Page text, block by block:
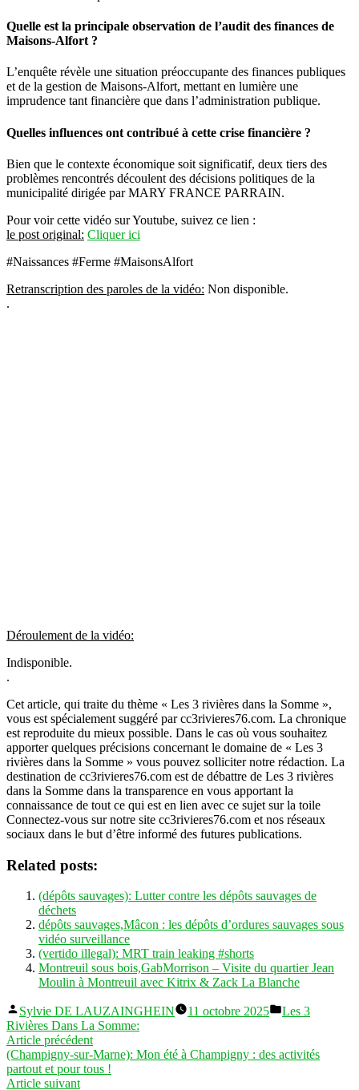
Quelle est la principale observation de l’audit des finances de
Maisons-Alfort ?
L’enquête révèle une situation préoccupante des finances publiques
et de la gestion de Maisons-Alfort, mettant en lumière une
imprudence tant financière que dans l’administration publique.
Quelles influences ont contribué à cette crise financière ?
Bien que le contexte économique soit significatif, deux tiers des
problèmes rencontrés découlent des décisions politiques de la
municipalité dirigée par MARY FRANCE PARRAIN.
Pour voir cette vidéo sur Youtube, suivez ce lien :
le post original: Cliquer ici
#Naissances #Ferme #MaisonsAlfort
Retranscription des paroles de la vidéo: Non disponible.
.
Déroulement de la vidéo:
Indisponible.
.
Cet article, qui traite du thème « Les 3 rivières dans la Somme »,
vous est spécialement suggéré par cc3rivieres76.com. La chronique
est reproduite du mieux possible. Dans le cas où vous souhaitez
apporter quelques précisions concernant le domaine de « Les 3
rivières dans la Somme » vous pouvez solliciter notre rédaction. La
destination de cc3rivieres76.com est de débattre de Les 3 rivières
dans la Somme dans la transparence en vous apportant la
connaissance de tout ce qui est en lien avec ce sujet sur la toile
Connectez-vous sur notre site cc3rivieres76.com et nos réseaux
sociaux dans le but d’être informé des futures publications.
Related posts:
(dépôts sauvages): Lutter contre les dépôts sauvages de
déchets
dépôts sauvages,Mâcon : les dépôts d’ordures sauvages sous
vidéo surveillance
(vertido illegal): MRT train leaking #shorts
Montreuil sous bois,GabMorrison – Visite du quartier Jean
Moulin à Montreuil avec Kitrix & Zack La Blanche
Publié
par
Sylvie DE LAUZAINGHEIN 11 octobre 2025
Publié
Les 3
Rivières Dans La Somme:
Navigation
de
Article précédentArticle
précédent :
(Champigny-sur-Marne): Mon été à Champigny : des activités
partout et pour tous !
Article suivantArticle